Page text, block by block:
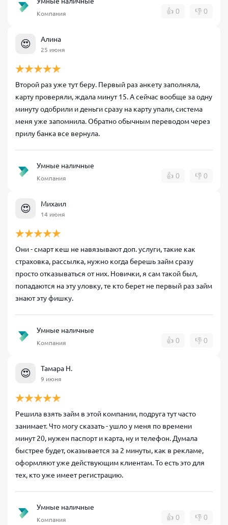
Компания 👍 0 👎 0
😍 Алина
25 июня
Второй раз уже тут беру. Первый раз анкету заполняла,
карту проверяли, ждала минут 15. А сейчас вообще за одну
минуту одобрили и деньги сразу на карту упали, система
меня уже запомнила. Обратно обычным переводом через
прилу банка все вернула.
Умные наличные
Компания 👍 0 👎 0
😍 Михаил
14 июня
Они - смарт кеш не навязывают доп. услуги, такие как
страховка, рассылка, нужно когда берешь займ сразу
просто отказываться от них. Новички, я сам такой был,
попадаются на эту уловку, те кто берет не первый раз займ
знают эту фишку.
Умные наличные
Компания 👍 0 👎 0
😍 Тамара Н.
9 июня
Решила взять займ в этой компании, подруга тут часто
занимает. Что могу сказать - ушло у меня по времени
минут 20, нужен паспорт и карта, ну и телефон. Думала
быстрее будет, оказывается за 2 минуты, как в рекламе,
оформляют уже действующим клиентам. То есть это для
тех, кто уже имеет регистрацию.
Умные наличные
Компания 👍 0 👎 0